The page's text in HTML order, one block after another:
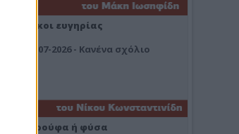
Οίκοι ευγηρίας
24-07-2026 - Κανένα σχόλιο
Ή ρούφα ή φύσα